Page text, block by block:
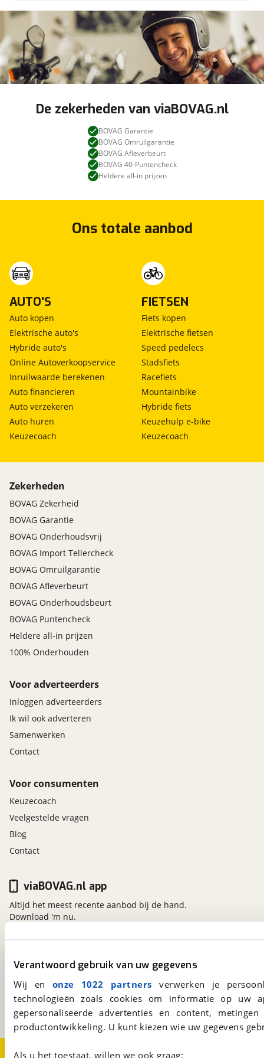
Verantwoord gebruik van uw gegevens
Wij en onze 1022 partners verwerken je
technologieën zoals cookies om informatie op
gepersonaliseerde advertenties en content,
productontwikkeling. U kunt kiezen wie uw gegevens
Als u het toestaat, willen we ook graag:
De zekerheden van viaBOVAG.nl
BOVAG Garantie
BOVAG Omruilgarantie
BOVAG Afleverbeurt
BOVAG 40-Puntencheck
Heldere all-in prijzen
Ons totale aanbod
AUTO'S
Auto kopen
Elektrische auto's
Hybride auto's
Online Autoverkoopservice
Inruilwaarde berekenen
Auto financieren
Auto verzekeren
Auto huren
Keuzecoach
FIETSEN
Fiets kopen
Elektrische fietsen
Speed pedelecs
Stadsfiets
Racefiets
Mountainbike
Hybride fiets
Keuzehulp e-bike
Keuzecoach
Zekerheden
BOVAG Zekerheid
BOVAG Garantie
BOVAG Onderhoudsvrij
BOVAG Import Tellercheck
BOVAG Omruilgarantie
BOVAG Afleverbeurt
BOVAG Onderhoudsbeurt
BOVAG Puntencheck
Heldere all-in prijzen
100% Onderhouden
Voor adverteerders
Inloggen adverteerders
Ik wil ook adverteren
Samenwerken
Contact
Voor consumenten
Keuzecoach
Veelgestelde vragen
Blog
Contact
viaBOVAG.nl
Kosterijland 15
3981 AJ
Bunnik
Een initiatief van
BOVAG
viaBOVAG.nl app
Altijd het meest recente aanbod bij de hand.
Download 'm nu.
Over viaBOVAG.nl
Disclaimer- en Privacyverklaring